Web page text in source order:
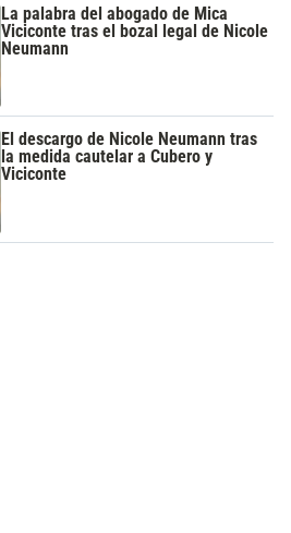
La palabra del abogado de Mica
Viciconte tras el bozal legal de Nicole
Neumann
El descargo de Nicole Neumann tras
la medida cautelar a Cubero y
Viciconte